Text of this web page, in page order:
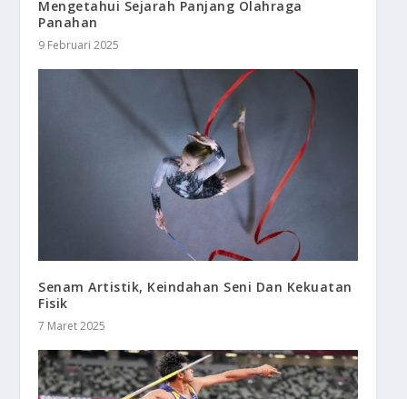
Mengetahui Sejarah Panjang Olahraga
Panahan
9 Februari 2025
Senam Artistik, Keindahan Seni Dan Kekuatan
Fisik
7 Maret 2025